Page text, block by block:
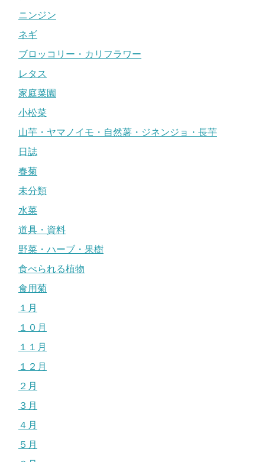
ニンジン
ネギ
ブロッコリー・カリフラワー
レタス
家庭菜園
小松菜
山芋・ヤマノイモ・自然薯・ジネンジョ・長芋
日誌
春菊
未分類
水菜
道具・資料
野菜・ハーブ・果樹
食べられる植物
食用菊
１月
１０月
１１月
１２月
２月
３月
４月
５月